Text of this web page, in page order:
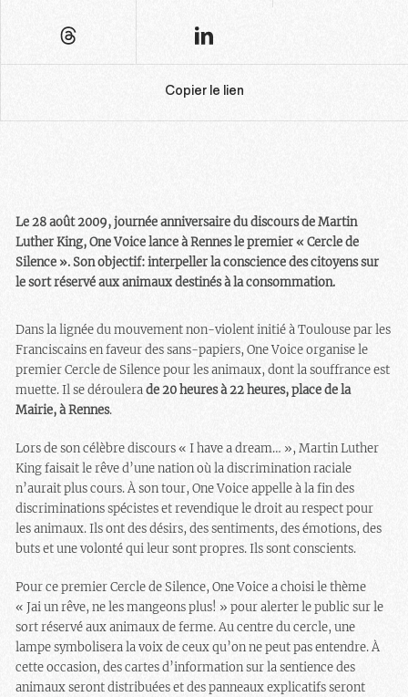
Copier le lien
Le 28 août 2009, journée anniversaire du discours de Martin
Luther King, One Voice lance à Rennes le premier « Cercle de
Silence ». Son objectif: interpeller la conscience des citoyens sur
le sort réservé aux animaux destinés à la consommation.
Dans la lignée du mouvement non-violent initié à Toulouse par les
Franciscains en faveur des sans-papiers, One Voice organise le
premier Cercle de Silence pour les animaux, dont la souffrance est
muette. Il se déroulerade 20 heures à 22 heures, place de la
Mairie, à Rennes.
Lors de son célèbre discours « I have a dream… », Martin Luther
King faisait le rêve d’une nation où la discrimination raciale
n’aurait plus cours. À son tour, One Voice appelle à la fin des
discriminations spécistes et revendique le droit au respect pour
les animaux. Ils ont des désirs, des sentiments, des émotions, des
buts et une volonté qui leur sont propres. Ils sont conscients.
Pour ce premier Cercle de Silence, One Voice a choisi le thème
« Jai un rêve, ne les mangeons plus! » pour alerter le public sur le
sort réservé aux animaux de ferme. Au centre du cercle, une
lampe symbolisera la voix de ceux qu’on ne peut pas entendre. À
cette occasion, des cartes d’information sur la sentience des
animaux seront distribuées et des panneaux explicatifs seront